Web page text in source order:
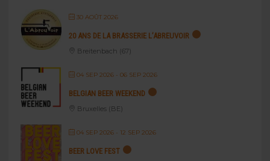
30 AOÛT 2026
20 ANS DE LA BRASSERIE L’ABREUVOIR
Breitenbach (67)
04 SEP 2026- 06 SEP 2026
BELGIAN BEER WEEKEND
Bruxelles (BE)
04 SEP 2026- 12 SEP 2026
BEER LOVE FEST